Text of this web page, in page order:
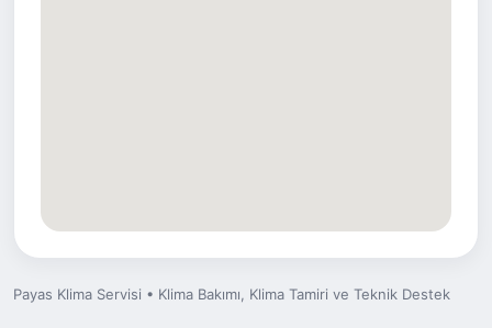
Payas Klima Servisi • Klima Bakımı, Klima Tamiri ve Teknik Destek